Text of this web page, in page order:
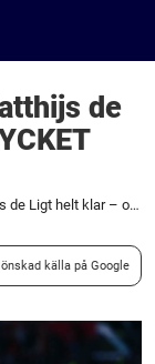
de
Uppgifter i natt: Nu är Matthijs de Ligt helt klar – och så MYCKET betalar storklubben!
källa på Google